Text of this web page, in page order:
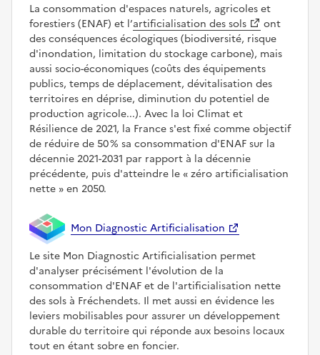
La consommation d'espaces naturels, agricoles et
forestiers (ENAF) et l’artificialisation des sols
ont
des conséquences écologiques (biodiversité, risque
d'inondation, limitation du stockage carbone), mais
aussi socio-économiques (coûts des équipements
publics, temps de déplacement, dévitalisation des
territoires en déprise, diminution du potentiel de
production agricole...). Avec la loi Climat et
Résilience de 2021, la France s'est fixé comme objectif
de réduire de 50 % sa consommation d'ENAF sur la
décennie 2021-2031 par rapport à la décennie
précédente, puis d'atteindre le
zéro artificialisation
nette
en 2050.
Mon Diagnostic Artificialisation
Le site Mon Diagnostic Artificialisation permet
d'analyser précisément l'évolution de la
consommation d'ENAF et de l'artificialisation nette
des sols à Fréchendets. Il met aussi en évidence les
leviers mobilisables pour assurer un développement
durable du territoire qui réponde aux besoins locaux
tout en étant sobre en foncier.